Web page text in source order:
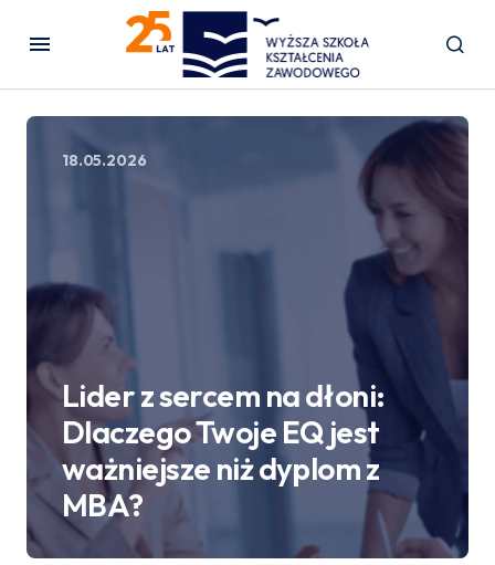
18.05.2026
Lider z sercem na dłoni:
Dlaczego Twoje EQ jest
ważniejsze niż dyplom z
MBA?